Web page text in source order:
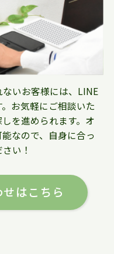
いお客様には、LINE
お気軽にご相談いた
を進められます。オ
なので、自身に合っ
い！
はこちら